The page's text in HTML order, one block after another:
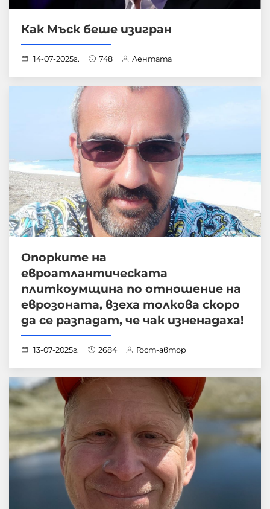
Как Мъск беше изигран
14-07-2025г. 748 Лентата
Опорките на
евроатлантическата
плиткоумщина по отношение на
еврозоната, взеха толкова скоро
да се разпадат, че чак изненадаха!
13-07-2025г. 2684 Гост-автор